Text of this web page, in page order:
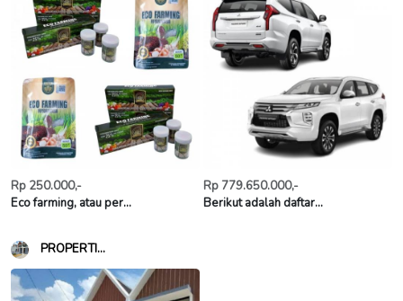
Rp 250.000,-
Eco farming, atau per...
Rp 779.650.000,-
Berikut adalah daftar...
PROPERTI...